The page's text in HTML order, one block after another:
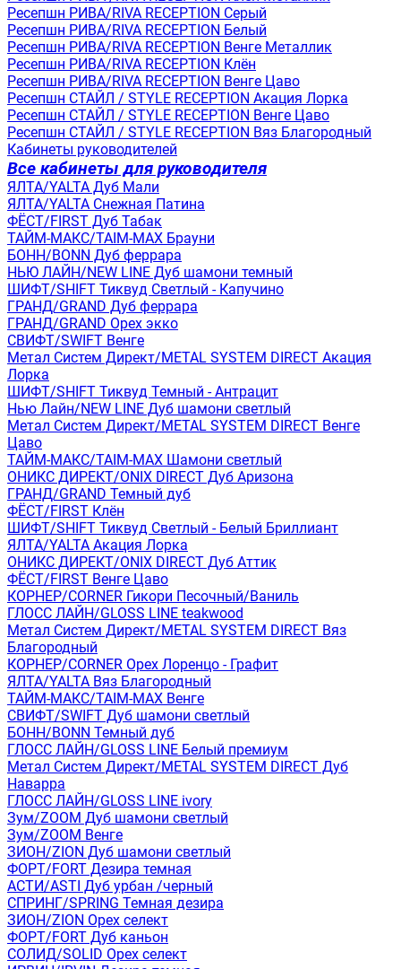
Ресепшн РИВА/RIVA RECEPTION Серый
Ресепшн РИВА/RIVA RECEPTION Белый
Ресепшн РИВА/RIVA RECEPTION Венге Металлик
Ресепшн РИВА/RIVA RECEPTION Клён
Ресепшн РИВА/RIVA RECEPTION Венге Цаво
Ресепшн СТАЙЛ / STYLE RECEPTION Акация Лорка
Ресепшн СТАЙЛ / STYLE RECEPTION Венге Цаво
Ресепшн СТАЙЛ / STYLE RECEPTION Вяз Благородный
Кабинеты руководителей
Все кабинеты для руководителя
ЯЛТА/YALTA Дуб Мали
ЯЛТА/YALTA Снежная Патина
ФЁСТ/FIRST Дуб Табак
ТАЙМ-МАКС/TAIM-MAX Брауни
БОНН/BONN Дуб феррара
НЬЮ ЛАЙН/NEW LINE Дуб шамони темный
ШИФТ/SHIFT Тиквуд Светлый - Капучино
ГРАНД/GRAND Дуб феррара
ГРАНД/GRAND Орех экко
СВИФТ/SWIFT Венге
Метал Систем Директ/METAL SYSTEM DIRECT Акация
Лорка
ШИФТ/SHIFT Тиквуд Темный - Антрацит
Нью Лайн/NEW LINE Дуб шамони светлый
Метал Систем Директ/METAL SYSTEM DIRECT Венге
Цаво
ТАЙМ-МАКС/TAIM-MAX Шамони светлый
ОНИКС ДИРЕКТ/ONIX DIRECT Дуб Аризона
ГРАНД/GRAND Темный дуб
ФЁСТ/FIRST Клён
ШИФТ/SHIFT Тиквуд Светлый - Белый Бриллиант
ЯЛТА/YALTA Акация Лорка
ОНИКС ДИРЕКТ/ONIX DIRECT Дуб Аттик
ФЁСТ/FIRST Венге Цаво
КОРНЕР/CORNER Гикори Песочный/Ваниль
ГЛОСС ЛАЙН/GLOSS LINE teakwood
Метал Систем Директ/METAL SYSTEM DIRECT Вяз
Благородный
КОРНЕР/CORNER Орех Лоренцо - Графит
ЯЛТА/YALTA Вяз Благородный
ТАЙМ-МАКС/TAIM-MAX Венге
СВИФТ/SWIFT Дуб шамони светлый
БОНН/BONN Темный дуб
ГЛОСС ЛАЙН/GLOSS LINE Белый премиум
Метал Систем Директ/METAL SYSTEM DIRECT Дуб
Наварра
ГЛОСС ЛАЙН/GLOSS LINE ivory
Зум/ZOOM Дуб шамони светлый
Зум/ZOOM Венге
ЗИОН/ZION Дуб шамони светлый
ФОРТ/FORT Дезира темная
АСТИ/ASTI Дуб урбан /черный
СПРИНГ/SPRING Темная дезира
ЗИОН/ZION Орех селект
ФОРТ/FORT Дуб каньон
СОЛИД/SOLID Орех селект